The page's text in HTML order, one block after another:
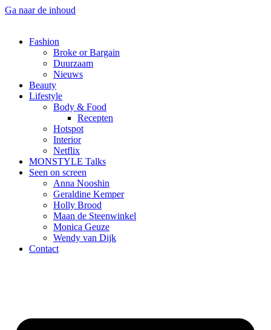
Ga naar de inhoud
Fashion
Broke or Bargain
Duurzaam
Nieuws
Beauty
Lifestyle
Body & Food
Recepten
Hotspot
Interior
Netflix
MONSTYLE Talks
Seen on screen
Anna Nooshin
Geraldine Kemper
Holly Brood
Maan de Steenwinkel
Monica Geuze
Wendy van Dijk
Contact